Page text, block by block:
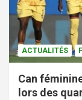
ACTUALITÉS
Can
lors des